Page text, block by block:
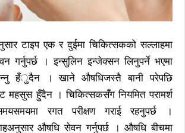
टाइप एक र दुईमा चिकित्सकको सल्लाहमा
गर्नुपर्छ । इन्सुलिन इन्जेक्सन लिनुपर्ने भएमा
हँुदैन । खाने औषधिजस्तै बानी परेपछि
महसुस हुँदैन । चिकित्सकसँंग नियमित परामर्श
रगत परीक्षण गराई रहनुपर्छ ।
औषधि सेवन गर्नुपर्छ । औषधि बीचमा